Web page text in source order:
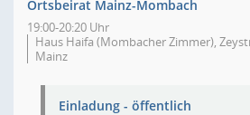
Ortsbeirat Mainz-Mombach
19:00-20:20 Uhr
Haus Haifa (Mombacher Zimmer),
Mainz
Einladung - öffentlich